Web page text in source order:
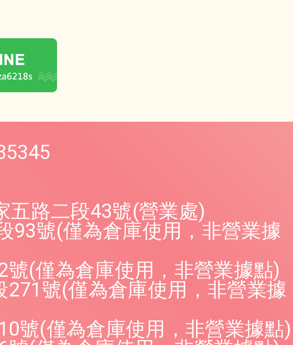
五路二段43號(營業處)
93號(僅為倉庫使用，非營業據
(僅為倉庫使用，非營業據點)
號(僅為倉庫使用，非營業據
號(僅為倉庫使用，非營業據點)